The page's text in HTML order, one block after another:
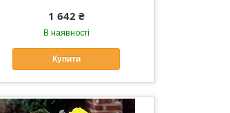
1 642 ₴
В наявності
Купити